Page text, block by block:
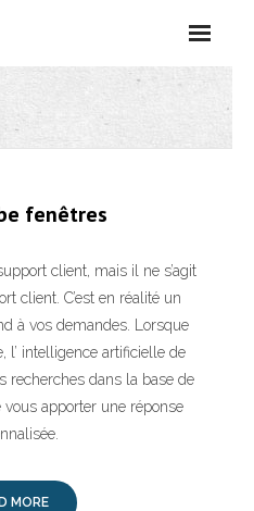
fenêtres
client, mais il ne s’agit
client. C’est en réalité un
à vos demandes. Lorsque
l’ intelligence artificielle de
recherches dans la base de
apporter une réponse
MORE